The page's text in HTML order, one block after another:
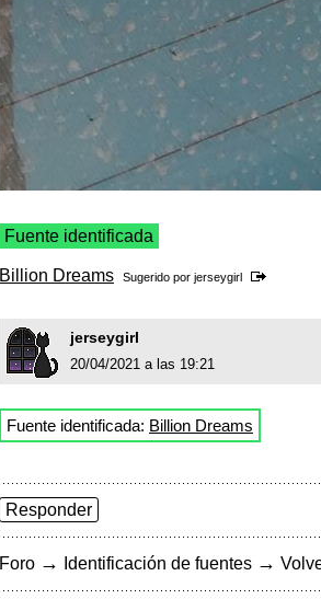
Fuente identificada
Billion Dreams Sugerido por jerseygirl
jerseygirl
20/04/2021 a las 19:21
Fuente identificada: Billion Dreams
Responder
Foro → Identificación de fuentes →